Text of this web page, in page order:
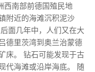
西南部前德国殖民地
附近的海滩沉积泥沙
面几年中，人们又在大
德里茨湾到奥兰治蒙德
床。 钻石可能发现于古
代海滩或沿岸海底。 随